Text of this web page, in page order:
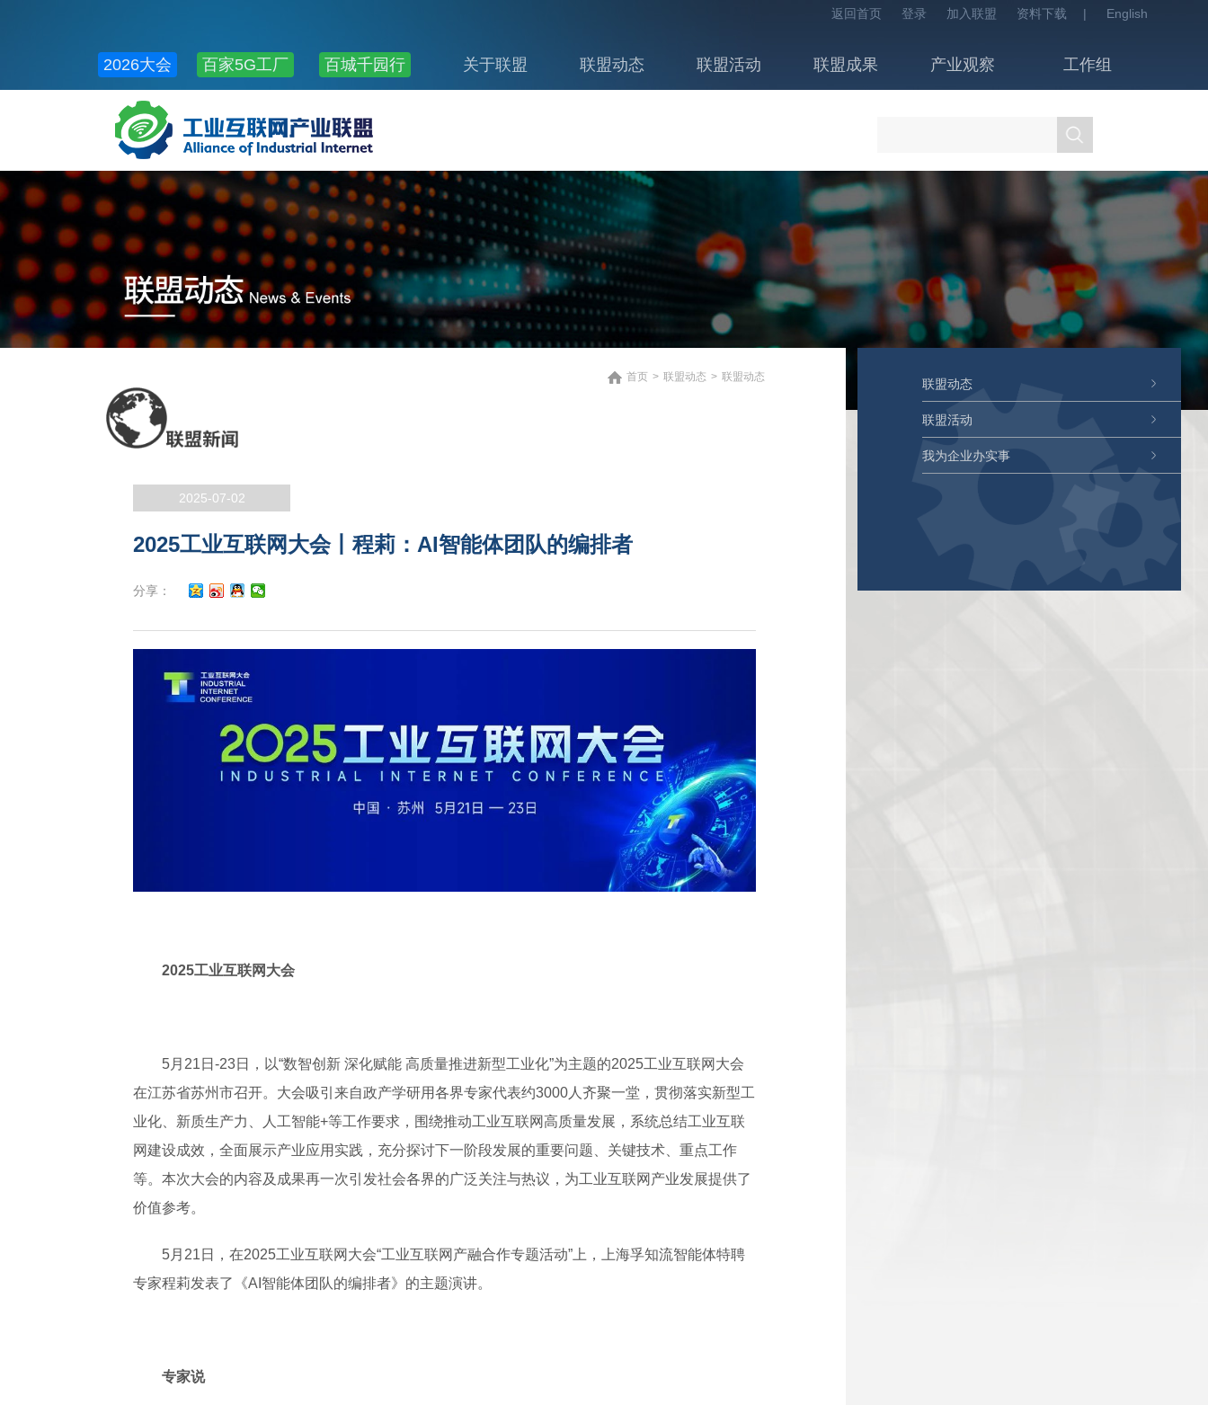
返回首页 登录 加入联盟 资料下载 | English
2026大会 百家5G工厂 百城千园行 关于联盟 联盟动态 联盟活动 联盟成果 产业观察
工作组
公共服务
首页 > 联盟动态 > 联盟动态
2025-07-02
2025工业互联网大会丨程莉：AI智能体团队的编排者
分享：
2025工业互联网大会
5月21日-23日，以“数智创新 深化赋能 高质量推进新型工业化”为主题的2025工业互联网大会
在江苏省苏州市召开。大会吸引来自政产学研用各界专家代表约3000人齐聚一堂，贯彻落实新型工
业化、新质生产力、人工智能+等工作要求，围绕推动工业互联网高质量发展，系统总结工业互联
网建设成效，全面展示产业应用实践，充分探讨下一阶段发展的重要问题、关键技术、重点工作
等。本次大会的内容及成果再一次引发社会各界的广泛关注与热议，为工业互联网产业发展提供了
价值参考。
5月21日，在2025工业互联网大会“工业互联网产融合作专题活动”上，上海孚知流智能体特聘
专家程莉发表了《AI智能体团队的编排者》的主题演讲。
专家说
联盟动态
联盟活动
我为企业办实事